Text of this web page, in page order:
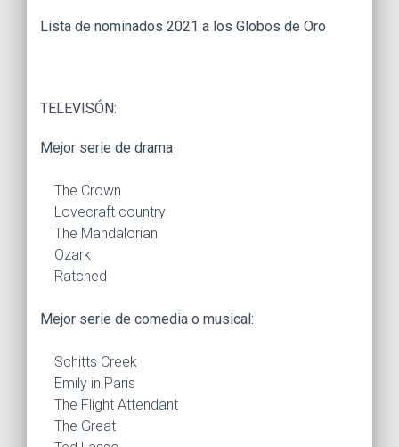
Lista de nominados 2021 a los Globos de Oro
TELEVISÓN:
Mejor serie de drama
The Crown
Lovecraft country
The Mandalorian
Ozark
Ratched
Mejor serie de comedia o musical:
Schitts Creek
Emily in Paris
The Flight Attendant
The Great